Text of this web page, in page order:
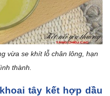
vừa se khít lỗ chân lông, hạn
thành.
tây kết hợp dầu